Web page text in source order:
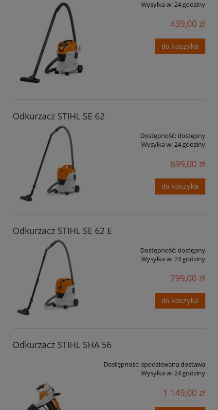
Wysyłka w:24 godziny
439,00 zł
do koszyka
Odkurzacz STIHL SE 62
Dostępność:dostępny
Wysyłka w:24 godziny
699,00 zł
do koszyka
Odkurzacz STIHL SE 62 E
Dostępność:dostępny
Wysyłka w:24 godziny
799,00 zł
do koszyka
Odkurzacz STIHL SHA 56
Dostępność:spodziewana dostawa
Wysyłka w:24 godziny
1 149,00 zł